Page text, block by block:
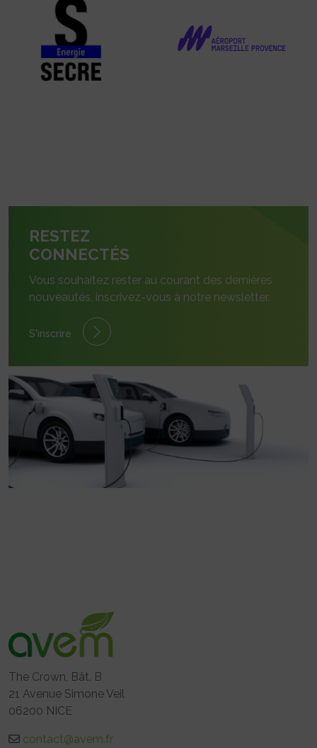
RESTEZ
CONNECTÉS
Vous souhaitez rester au courant des dernières
nouveautés, inscrivez-vous à notre newsletter.
S'inscrire
The Crown, Bât. B
21 Avenue Simone Veil
06200 NICE
contact@avem.fr